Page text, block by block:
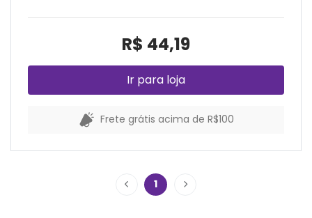
R$ 44,19
Ir para loja
Frete grátis acima de R$100
1